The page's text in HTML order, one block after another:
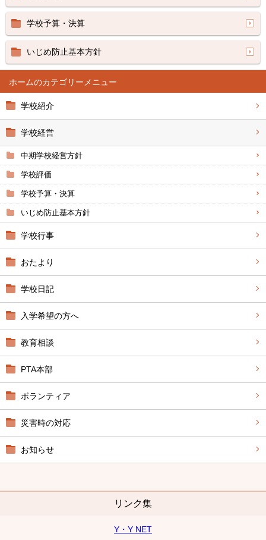
ホーム
学校紹介
学校経営
中期学校経営方針
学校評価
学校予算・決算
いじめ防止基本方針
学校行事
おたより
学校日記
入学希望の方へ
教育相談
PTA本部
ボランティア
災害時の対応
お知らせ
リンク集
Y・Y NET
学校予算・決算
いじめ防止基本方針